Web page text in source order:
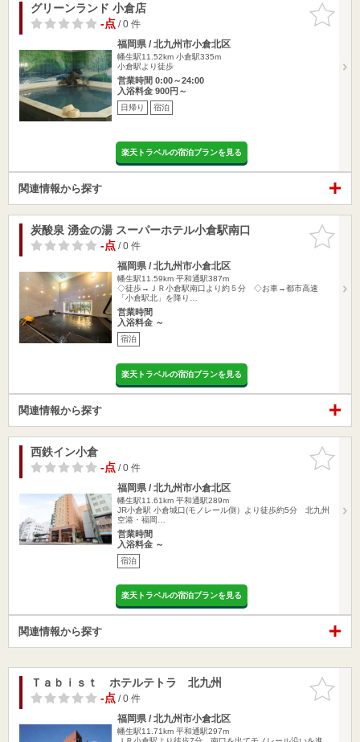
お気に入
りに追加
グリーンランド 小倉店
-点/ 0 件
福岡県 / 北九州市小倉北区
幡生駅11.52km 小倉駅335m
小倉駅より徒歩
営業時間 0:00～24:00
入浴料金 900円～
日帰り 宿泊
楽天トラベルの宿泊プランを見る
関連情報から探す
お気に入
りに追加
炭酸泉 湧金の湯 スーパーホテル小倉駅南口
-点/ 0 件
福岡県 / 北九州市小倉北区
幡生駅11.59km 平和通駅387m
◇徒歩→ＪＲ小倉駅南口より約５分 ◇お車→都市高速
「小倉駅北」を降り…
営業時間
入浴料金 ～
宿泊
楽天トラベルの宿泊プランを見る
関連情報から探す
お気に入
りに追加
西鉄イン小倉
-点/ 0 件
福岡県 / 北九州市小倉北区
幡生駅11.61km 平和通駅289m
JR小倉駅 小倉城口(モノレール側）より徒歩約5分 北九州
空港・福岡…
営業時間
入浴料金 ～
宿泊
楽天トラベルの宿泊プランを見る
関連情報から探す
お気に入
りに追加
Ｔａｂｉｓｔ ホテルテトラ 北九州
-点/ 0 件
福岡県 / 北九州市小倉北区
幡生駅11.71km 平和通駅297m